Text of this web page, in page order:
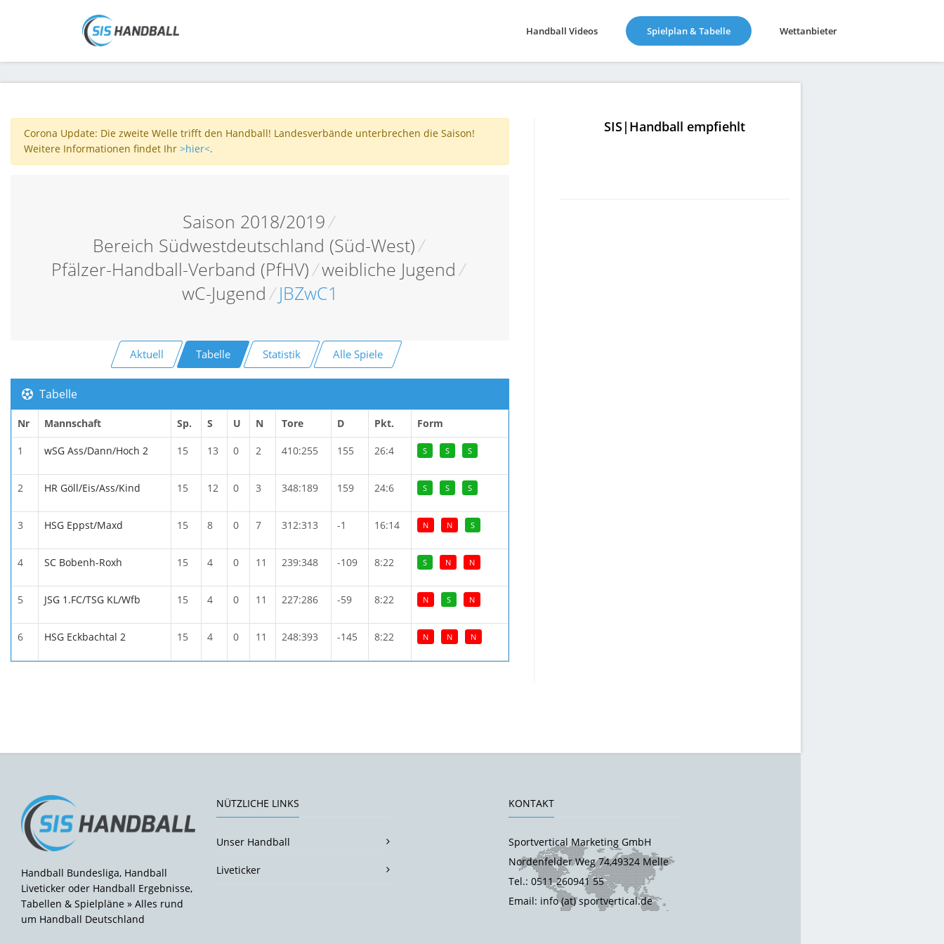
Handball Videos Spielplan & Tabelle(current) Wettanbieter
Corona Update: Die zweite Welle trifft den Handball! Landesverbände unterbrechen die Saison!
Weitere Informationen findet Ihr >hier<.
Saison 2018/2019/
Bereich Südwestdeutschland (Süd-West)/
Pfälzer-Handball-Verband (PfHV)/weibliche Jugend /
wC-Jugend / JBZwC1
Aktuell Tabelle Statistik Alle Spiele
Tabelle
Nr Mannschaft Sp. S U N Tore D Pkt. Form
1 wSG Ass/Dann/Hoch 2 15 13 0 2 410:255 155 26:4 S S S
2 HR Göll/Eis/Ass/Kind 15 12 0 3 348:189 159 24:6 S S S
3 HSG Eppst/Maxd 15 8 0 7 312:313 -1 16:14 N N S
4 SC Bobenh-Roxh 15 4 0 11 239:348 -109 8:22 S N N
5 JSG 1.FC/TSG KL/Wfb 15 4 0 11 227:286 -59 8:22 N S N
6 HSG Eckbachtal 2 15 4 0 11 248:393 -145 8:22 N N N
SIS|Handball empfiehlt
Handball Bundesliga, Handball
Liveticker oder Handball Ergebnisse,
Tabellen & Spielpläne » Alles rund
um Handball Deutschland
NÜTZLICHE LINKS
Unser Handball
Liveticker
KONTAKT
Sportvertical Marketing GmbH
Nordenfelder Weg 74,49324 Melle
Tel.: 0511 260941 55
Email: info (at) sportvertical.de